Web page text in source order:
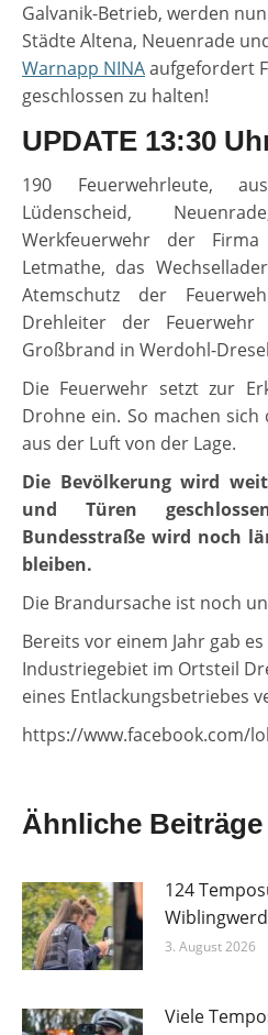
Galvanik-Betrieb, werden
Städte Altena, Neuenrade
Warnapp NINAaufgefordert
geschlossen zu halten!
UPDATE 13:30
190 Feuerwehrleute,
Lüdenscheid,
Werkfeuerwehr der
Letmathe, das
Atemschutz der
Drehleiter der
Großbrand in Werdohl-
Die Feuerwehr setzt zur
Drohne ein. So machen sich
aus der Luft von der Lage.
Die Bevölkerung wird
und Türen
Bundesstraße wird noch
bleiben.
Die Brandursache ist noch
Bereits vor einem Jahr gab
Industriegebiet im Ortsteil
eines Entlackungsbetriebes
https://www.facebook.com/
Ähnliche Beiträge
124
3. August 2026
Viele